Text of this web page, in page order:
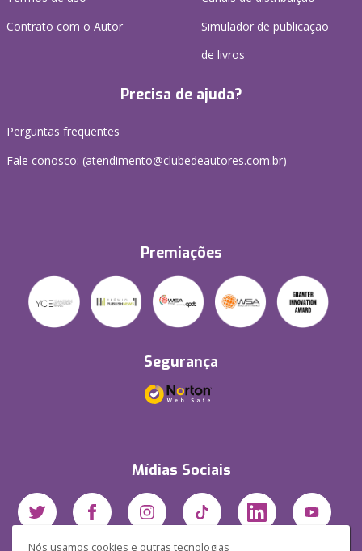
Nós usamos cookies e outras tecnologias
Contrato com o Autor
Simulador de publicação
de livros
Precisa de ajuda?
Perguntas frequentes
Fale conosco: (atendimento@clubedeautores.com.br)
Premiações
Segurança
Mídias Sociais